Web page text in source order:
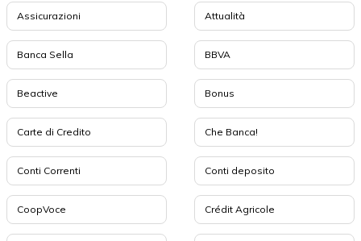
Assicurazioni Attualità
Banca Sella BBVA
Beactive Bonus
Carte di Credito Che Banca!
Conti Correnti Conti deposito
CoopVoce Crédit Agricole